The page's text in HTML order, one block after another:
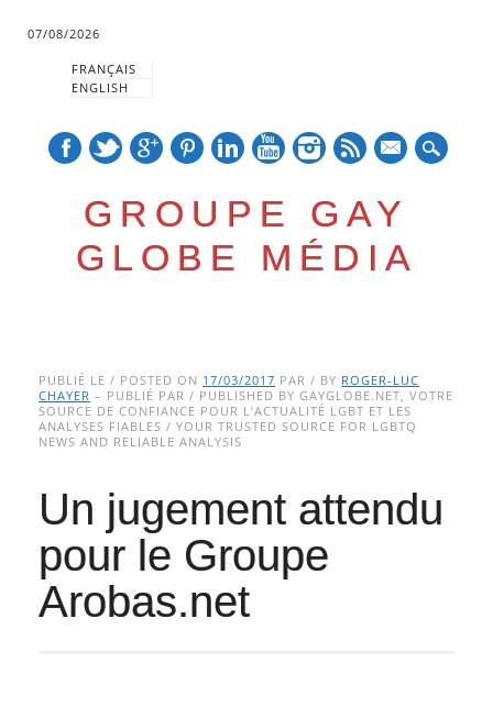
07/08/2026
FRANÇAIS
ENGLISH
GROUPE GAY
GLOBE MÉDIA
Main menu
to
content
PUBLIÉ LE / POSTED ON 17/03/2017 PAR / BY ROGER-LUC
CHAYER – PUBLIÉ PAR / PUBLISHED BY GAYGLOBE.NET, VOTRE
SOURCE DE CONFIANCE POUR L’ACTUALITÉ LGBT ET LES
ANALYSES FIABLES / YOUR TRUSTED SOURCE FOR LGBTQ
NEWS AND RELIABLE ANALYSIS
Un jugement attendu
pour le Groupe
Arobas.net